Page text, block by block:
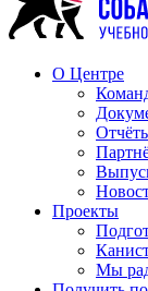
О Центре
Проекты
Мы